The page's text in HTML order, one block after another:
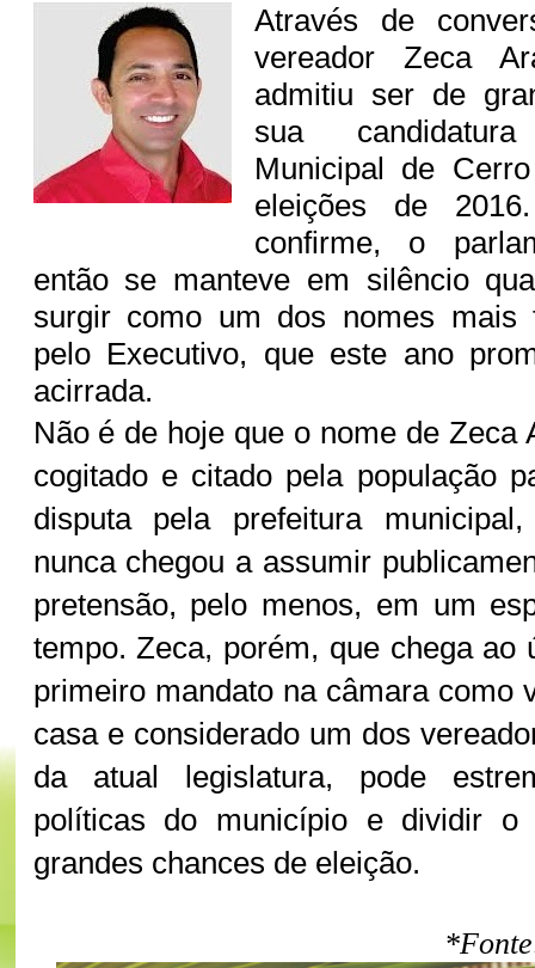
Através de
vereador Zeca
admitiu ser de
sua
Municipal de
eleições de
confirme, o
então se manteve em silêncio
surgir como um dos nomes mais
pelo Executivo, que este ano
acirrada.
Não é de hoje que o nome de Zeca
cogitado e citado pela população
disputa pela prefeitura
nunca chegou a assumir
pretensão, pelo menos, em um
tempo. Zeca, porém, que chega ao
primeiro mandato na câmara como
casa e considerado um dos
da atual legislatura, pode
políticas do município e dividir o
grandes chances de eleição.